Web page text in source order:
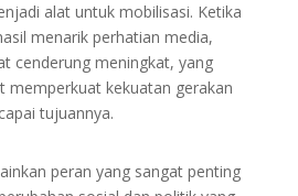
alat untuk mobilisasi. Ketika
menarik perhatian media,
cenderung meningkat, yang
memperkuat kekuatan gerakan
tujuannya.
peran yang sangat penting